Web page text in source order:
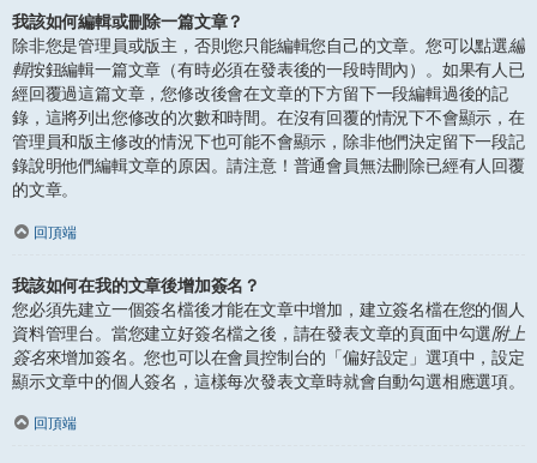
我該如何編輯或刪除一篇文章？
除非您是管理員或版主，否則您只能編輯您自己的文章。您可以點選編
輯按鈕編輯一篇文章（有時必須在發表後的一段時間內）。如果有人已
經回覆過這篇文章，您修改後會在文章的下方留下一段編輯過後的記
錄，這將列出您修改的次數和時間。在沒有回覆的情況下不會顯示，在
管理員和版主修改的情況下也可能不會顯示，除非他們決定留下一段記
錄說明他們編輯文章的原因。請注意！普通會員無法刪除已經有人回覆
的文章。
回頂端
我該如何在我的文章後增加簽名？
您必須先建立一個簽名檔後才能在文章中增加，建立簽名檔在您的個人
資料管理台。當您建立好簽名檔之後，請在發表文章的頁面中勾選附上
簽名來增加簽名。您也可以在會員控制台的「偏好設定」選項中，設定
顯示文章中的個人簽名，這樣每次發表文章時就會自動勾選相應選項。
回頂端